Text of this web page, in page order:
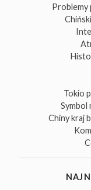
Problemy
Tokio
Symbol
Chiny kraj